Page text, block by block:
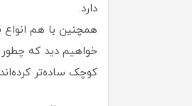
دارد.
همچنین با هم
خواهیم دید که
کوچک ساده‌تر